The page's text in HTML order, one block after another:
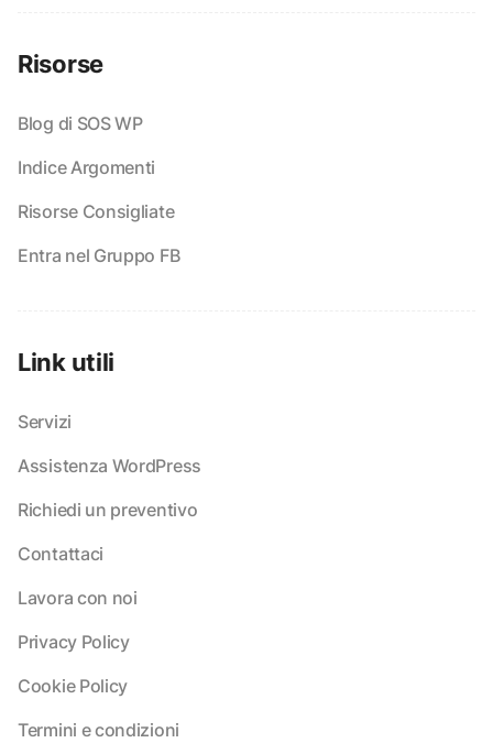
Risorse
Blog di SOS WP
Indice Argomenti
Risorse Consigliate
Entra nel Gruppo FB
Link utili
Servizi
Assistenza WordPress
Richiedi un preventivo
Contattaci
Lavora con noi
Privacy Policy
Cookie Policy
Termini e condizioni